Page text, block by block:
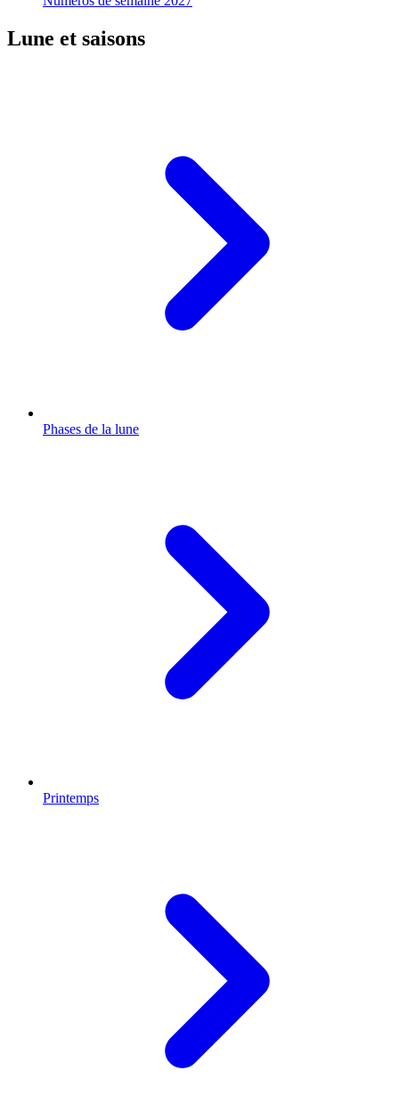
Lune et saisons
Phases de la lune
Printemps